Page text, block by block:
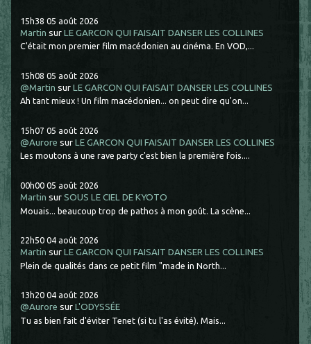
15h38 05 août 2026
Martin surLE GARCON QUI FAISAIT DANSER LES COLLINES
C'était mon premier film macédonien au cinéma. En VOD,...
15h08 05 août 2026
@Martin surLE GARCON QUI FAISAIT DANSER LES COLLINES
Ah tant mieux ! Un film macédonien... on peut dire qu'on...
15h07 05 août 2026
@Aurore surLE GARCON QUI FAISAIT DANSER LES COLLINES
Les moutons à une rave party c'est bien la première fois....
00h00 05 août 2026
Martin surSOUS LE CIEL DE KYOTO
Mouais... beaucoup trop de pathos à mon goût. La scène...
22h50 04 août 2026
Martin surLE GARCON QUI FAISAIT DANSER LES COLLINES
Plein de qualités dans ce petit film "made in North...
13h20 04 août 2026
@Aurore surL'ODYSSÉE
Tu as bien fait d'éviter Tenet (si tu l'as évité). Mais...